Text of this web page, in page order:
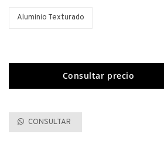
Aluminio Texturado
CONSULTAR